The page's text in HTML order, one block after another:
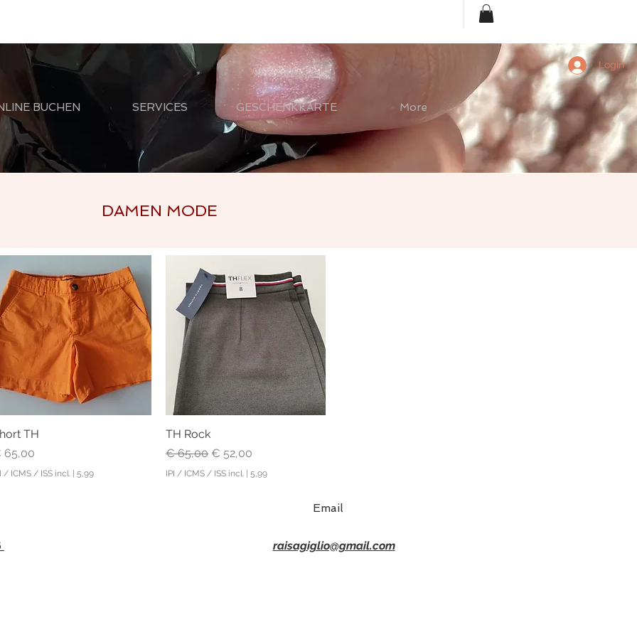
BUCHEN SERVICES GESCHENKKARTE More
Login
DAMEN MODE
Visualização rápida
TH
65,00
/ ICMS / ISS incl. | 5,99
Visualização rápida
TH Rock
Preço normal
€ 65,00 Preço promocional
€ 52,00
IPI / ICMS / ISS incl. | 5,99
Email
raisagiglio@gmail.com